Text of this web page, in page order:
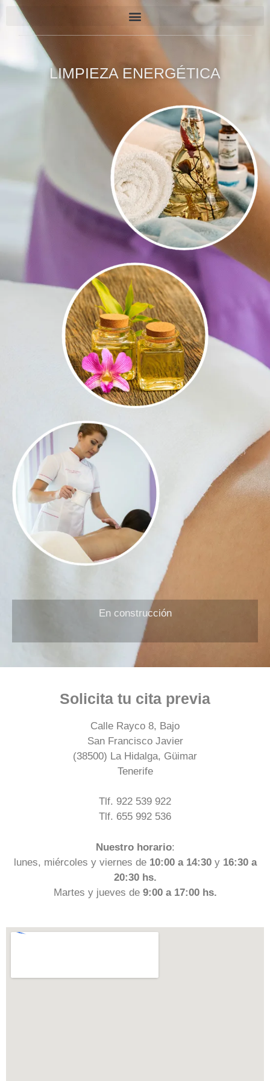
LIMPIEZA ENERGÉTICA
En construcción
Solicita tu cita previa
Calle Rayco 8, Bajo
San Francisco Javier
(38500) La Hidalga, Güimar
Tenerife
Tlf. 922 539 922
Tlf. 655 992 536
Nuestro horario:
lunes, miércoles y viernes de 10:00 a 14:30y 16:30 a
20:30 hs.
Martes y jueves de 9:00 a 17:00 hs.